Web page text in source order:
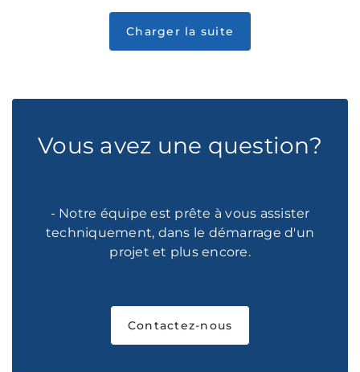
Vous avez une question?
- Notre équipe est prête à vous assister
techniquement, dans le démarrage d'un
projet et plus encore.
Contactez-nous